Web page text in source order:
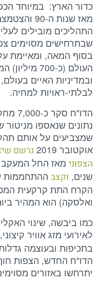
כדור הארץ: במיוחד
מאז שנות
התהליכים מובילים
שבתרחישים מסוימים
העולם (כ-700
ובמדיניות האיים
לבלתי-ראויות למחיה.
הדו"ח
נתונים שנאספו מניטור
שמצביעים על אותם
אוקטובר 2019
נרשם
הצפוני
שנים, וקצבההתחממות
הקרח התת קרקעית
ואלסקה) הוא המהיר
כמו ביבשה, שינוי
לאירועי מזג אוויר
בתכיפות ובעוצמה
הדו"ח החדש, הצפות
יתרחשו באזורים